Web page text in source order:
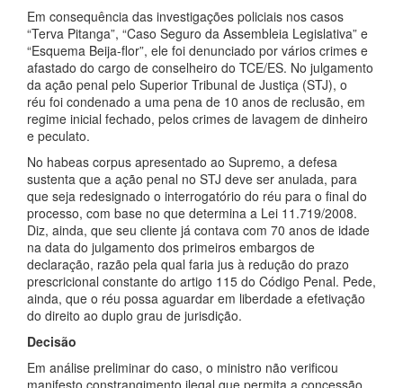
Em consequência das investigações policiais nos casos
“Terva Pitanga”, “Caso Seguro da Assembleia Legislativa” e
“Esquema Beija-flor”, ele foi denunciado por vários crimes e
afastado do cargo de conselheiro do TCE/ES. No julgamento
da ação penal pelo Superior Tribunal de Justiça (STJ), o
réu foi condenado a uma pena de 10 anos de reclusão, em
regime inicial fechado, pelos crimes de lavagem de dinheiro
e peculato.
No habeas corpus apresentado ao Supremo, a defesa
sustenta que a ação penal no STJ deve ser anulada, para
que seja redesignado o interrogatório do réu para o final do
processo, com base no que determina a Lei 11.719/2008.
Diz, ainda, que seu cliente já contava com 70 anos de idade
na data do julgamento dos primeiros embargos de
declaração, razão pela qual faria jus à redução do prazo
prescricional constante do artigo 115 do Código Penal. Pede,
ainda, que o réu possa aguardar em liberdade a efetivação
do direito ao duplo grau de jurisdição.
Decisão
Em análise preliminar do caso, o ministro não verificou
manifesto constrangimento ilegal que permita a concessão